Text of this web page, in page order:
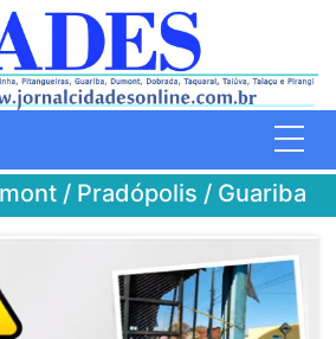
Região Barrinha
Dumont/Guariba/Pradópolis
Taquaritinga
/ Pradópolis / Guariba